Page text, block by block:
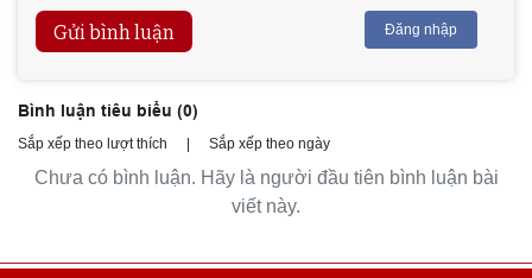
Gửi bình luận Đăng nhập
Bình luận tiêu biểu (0)
Sắp xếp theo lượt thích | Sắp xếp theo ngày
Chưa có bình luận. Hãy là người đầu tiên bình luận bài
viết này.